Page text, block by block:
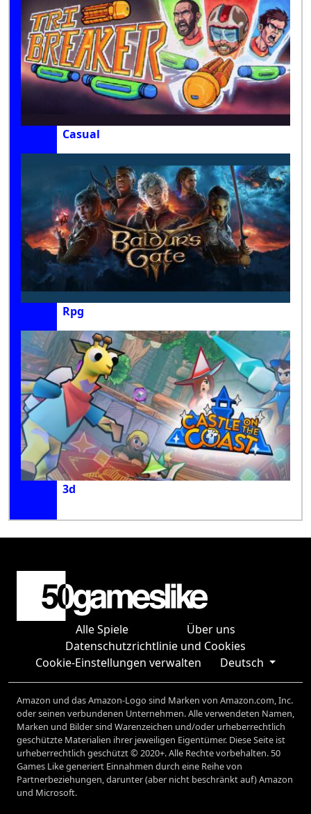
Casual
Rpg
3d
Alle Spiele
Über uns
Datenschutzrichtlinie und Cookies
Cookie-Einstellungen verwalten
Deutsch
Amazon und das Amazon-Logo sind Marken von Amazon.com, Inc.
oder seinen verbundenen Unternehmen. Alle verwendeten Namen,
Marken und Bilder sind Warenzeichen und/oder urheberrechtlich
geschützte Materialien ihrer jeweiligen Eigentümer. Diese Seite ist
urheberrechtlich geschützt © 2020+. Alle Rechte vorbehalten. 50
Games Like generiert Einnahmen durch eine Reihe von
Partnerbeziehungen, darunter (aber nicht beschränkt auf) Amazon
und Microsoft.